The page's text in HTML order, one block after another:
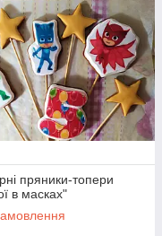
пряники-топери
в масках"